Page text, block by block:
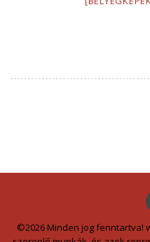
©2026 Minden jog fenntartva!